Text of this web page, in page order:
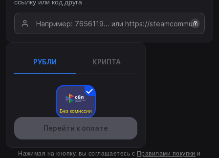
ссылку или код друга
?
РУБЛИ КРИПТА
Без комиссии
Перейти к оплате
Нажимая на кнопку, вы соглашаетесь с Правилами покупки и